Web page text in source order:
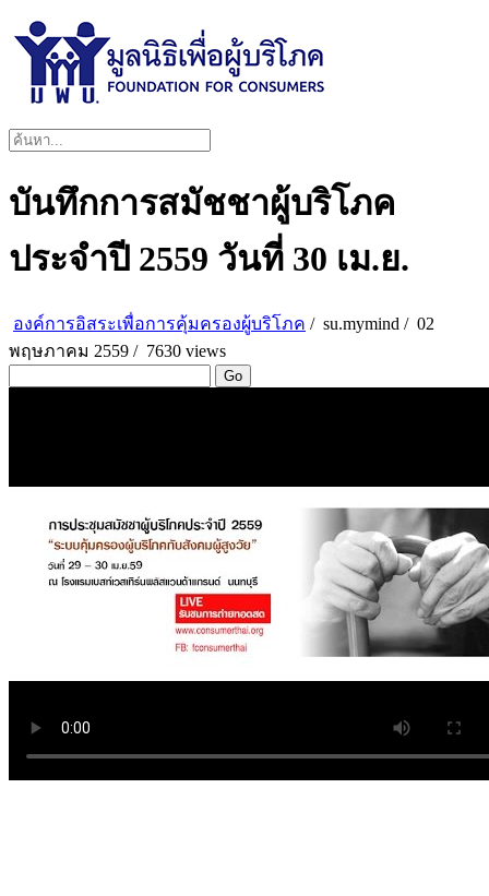
บันทึกการสมัชชาผู้บริโภค
ประจำปี 2559 วันที่ 30 เม.ย.
องค์การอิสระเพื่อการคุ้มครองผู้บริโภค / su.mymind / 02
พฤษภาคม 2559 / 7630 views
Go